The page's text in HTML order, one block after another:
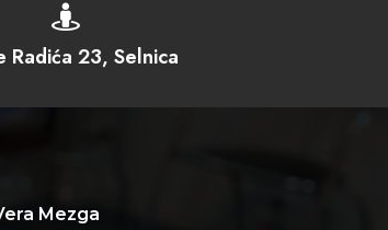

Radića 23, Selnica
Mezga